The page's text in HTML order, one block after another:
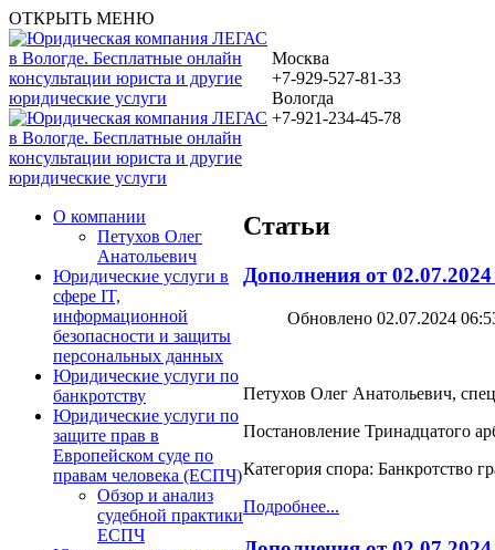
ОТКРЫТЬ МЕНЮ
Москва
+7-929-527-81-33
Вологда
+7-921-234-45-78
О компании
Петухов Олег
Анатольевич
Юридические услуги в
сфере IT,
информационной
безопасности и защиты
персональных данных
Юридические услуги по
банкротству
Юридические услуги по
защите прав в
Европейском суде по
правам человека (ЕСПЧ)
Обзор и анализ
судебной практики
ЕСПЧ
Статьи
Дополнения от
Обновлено 02.07.2024
Петухов Олег Анатольевич,
Постановление Тринадцатого
Категория спора: Банкротство
Подробнее...